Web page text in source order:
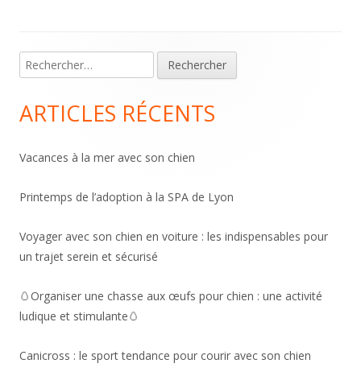
Main
Rechercher :
ARTICLES RÉCENTS
Vacances à la mer avec son chien
Printemps de l’adoption à la SPA de Lyon
Voyager avec son chien en voiture : les indispensables pour
un trajet serein et sécurisé
🥚Organiser une chasse aux œufs pour chien : une activité
ludique et stimulante🥚
Canicross : le sport tendance pour courir avec son chien